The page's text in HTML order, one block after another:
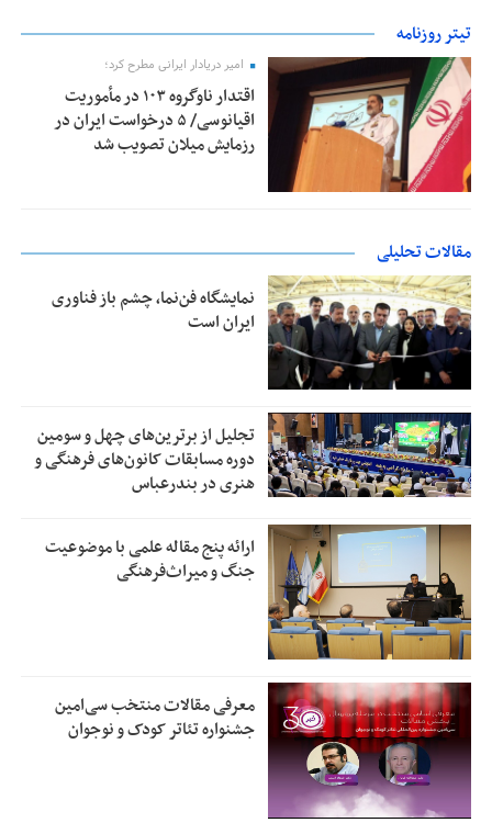
تیتر روزنامه
امیر دریادار ایرانی مطرح کرد؛
اقتدار ناوگروه ۱۰۳ در مأموریت‌
اقیانوسی/ ۵ درخواست ایران در
رزمایش میلان تصویب شد
مقالات تحلیلی
نمایشگاه فن‌نما، چشم باز فناوری
ایران است
تجلیل از بر‌ترین‌های چهل و سومین
دوره مسابقات کانون‌های فرهنگی و
هنری در بندرعباس
ارائه پنج مقاله علمی با موضوعیت
جنگ و میراث‌فرهنگی
معرفی مقالات منتخب سی‌امین
جشنواره تئاتر کودک و نوجوان